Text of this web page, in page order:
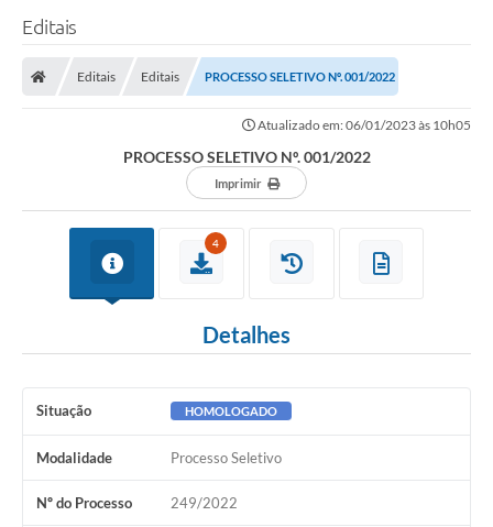
Editais
Editais Editais PROCESSO SELETIVO Nº. 001/2022
Atualizado em: 06/01/2023 às 10h05
PROCESSO SELETIVO Nº. 001/2022
Imprimir
4
Detalhes
Situação HOMOLOGADO
Modalidade Processo Seletivo
Nº do Processo 249/2022